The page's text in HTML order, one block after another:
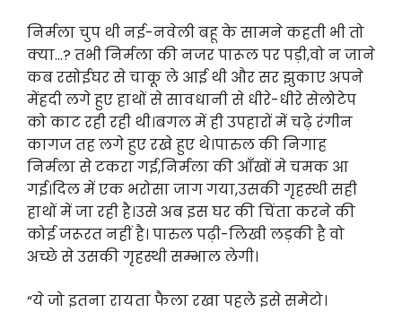
निर्मला चुप थी नई-नवेली बहू के सामने कहती भी तो
क्या…? तभी निर्मला की नजर पारूल पर पड़ी,वो न जाने
कब रसोईघर से चाकू ले आई थी और सर झुकाए अपने
मेंहदी लगे हुए हाथों से सावधानी से धीरे-धीरे सेलोटेप
को काट रही रही थी।बगल में ही उपहारों में चढ़े रंगीन
कागज तह लगे हुए रखे हुए थे।पारुल की निगाह
निर्मला से टकरा गई,निर्मला की आँखों मे चमक आ
गई।दिल में एक भरोसा जाग गया,उसकी गृहस्थी सही
हाथों में जा रही है।उसे अब इस घर की चिंता करने की
कोई जरूरत नहीं है। पारुल पढ़ी-लिखी लड़की है वो
अच्छे से उसकी गृहस्थी सम्भाल लेगी।
“ये जो इतना रायता फैला रखा पहले इसे समेटो।